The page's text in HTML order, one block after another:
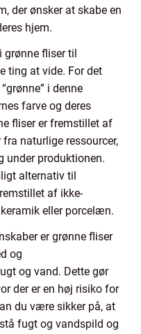
der ønsker at skabe en
hjem.
grønne fliser til
ting at vide. For det
i denne
farve og deres
fliser er fremstillet af
naturlige ressourcer,
under produktionen.
alternativ til
af ikke-
eller porcelæn.
er grønne fliser
og
og vand. Dette gør
der er en høj risiko for
du være sikker på, at
fugt og vandspild og